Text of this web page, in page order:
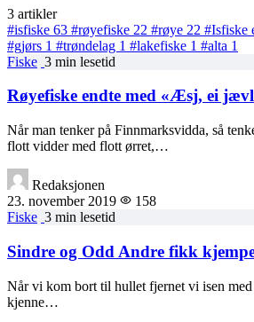
3 artikler
#isfiske 63 #røyefiske 22 #røye 22 #Isfiske
#gjørs 1 #trøndelag 1 #lakefiske 1 #alta 1
Fiske 3 min lesetid
Røyefiske endte med «Æsj, ei
Når man tenker på Finnmarksvidda, så
flott vidder med flott ørret,…
Redaksjonen
23. november 2019
158
Fiske 3 min lesetid
Sindre og Odd Andre fikk
Når vi kom bort til hullet fjernet vi isen
kjenne…